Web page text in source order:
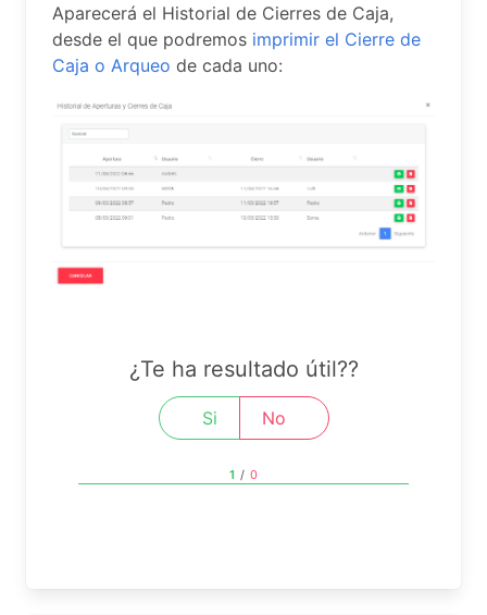
Aparecerá el Historial de Cierres de Caja,
desde el que podremos imprimir el Cierre de
Caja o Arqueo de cada uno:
¿Te ha resultado útil??
Si No
1 / 0